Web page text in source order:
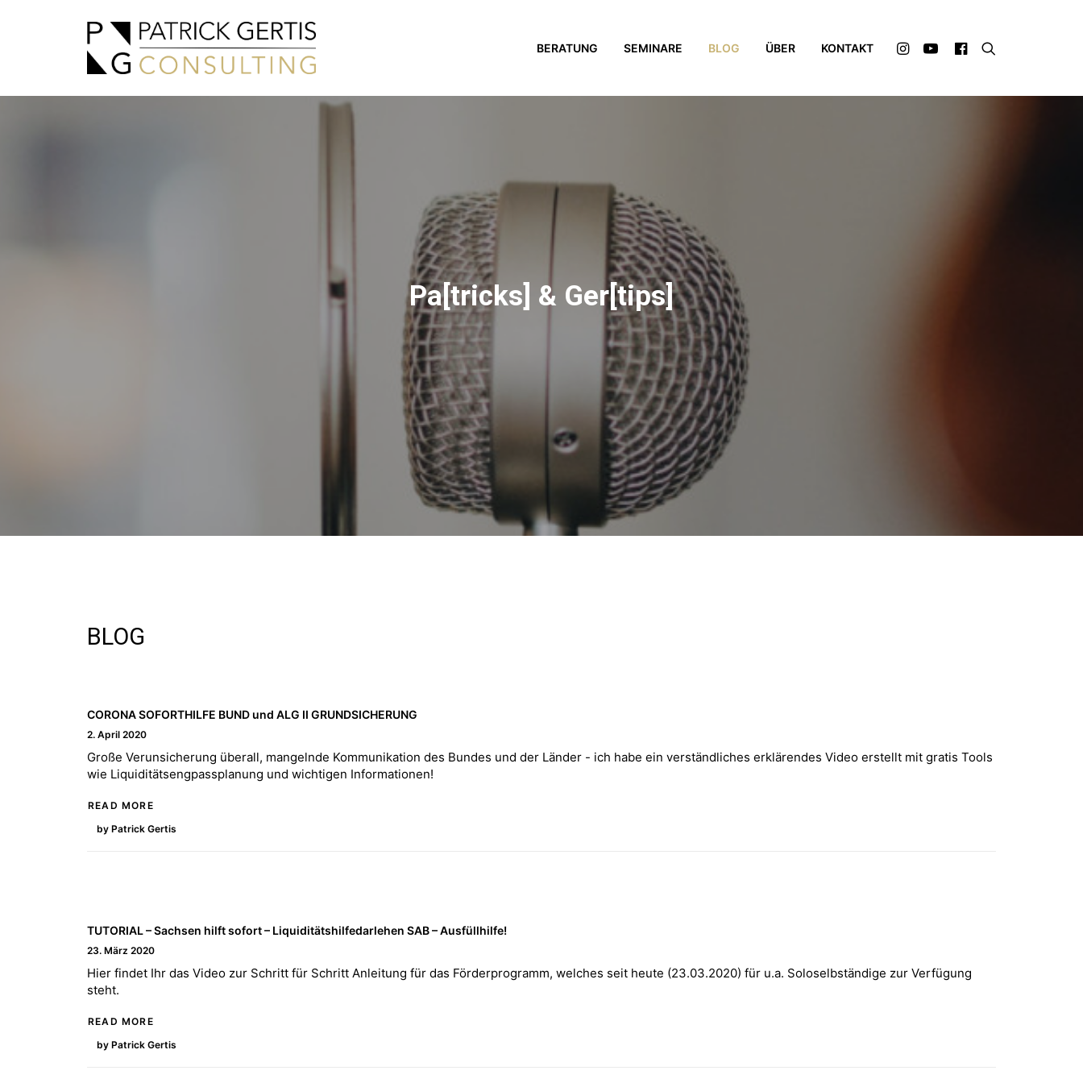
BERATUNG SEMINARE BLOG ÜBER KONTAKT
Pa[tricks] & Ger[tips]
BLOG
CORONA SOFORTHILFE BUND und ALG II GRUNDSICHERUNG
2. April 2020
Große Verunsicherung überall, mangelnde Kommunikation des Bundes und der Länder - ich habe ein verständliches erklärendes Video erstellt mit gratis Tools
wie Liquiditätsengpassplanung und wichtigen Informationen!
READ MORE
by Patrick Gertis
TUTORIAL – Sachsen hilft sofort – Liquiditätshilfedarlehen SAB – Ausfüllhilfe!
23. März 2020
Hier findet Ihr das Video zur Schritt für Schritt Anleitung für das Förderprogramm, welches seit heute (23.03.2020) für u.a. Soloselbständige zur Verfügung
steht.
READ MORE
by Patrick Gertis